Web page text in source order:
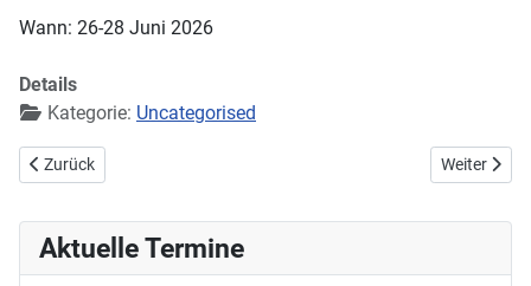
Wann: 26-28 Juni 2026
Details
Kategorie: Uncategorised
Vorheriger Beitrag: Nord-Cup in Celle
Zurück Nächster
Weiter
Aktuelle Termine